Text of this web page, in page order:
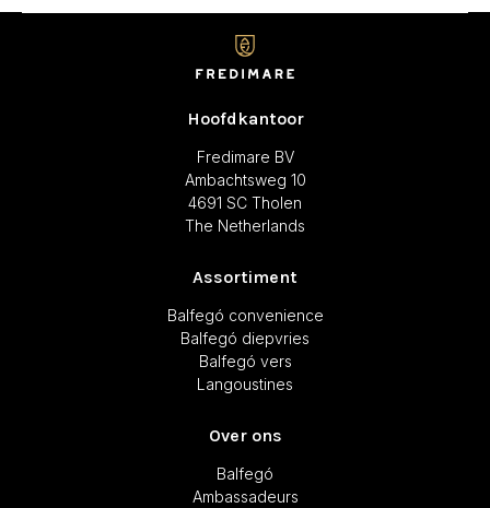
Hoofdkantoor
Fredimare BV
Ambachtsweg 10
4691 SC Tholen
The Netherlands
Assortiment
Balfegó convenience
Balfegó diepvries
Balfegó vers
Langoustines
Over ons
Balfegó
Ambassadeurs